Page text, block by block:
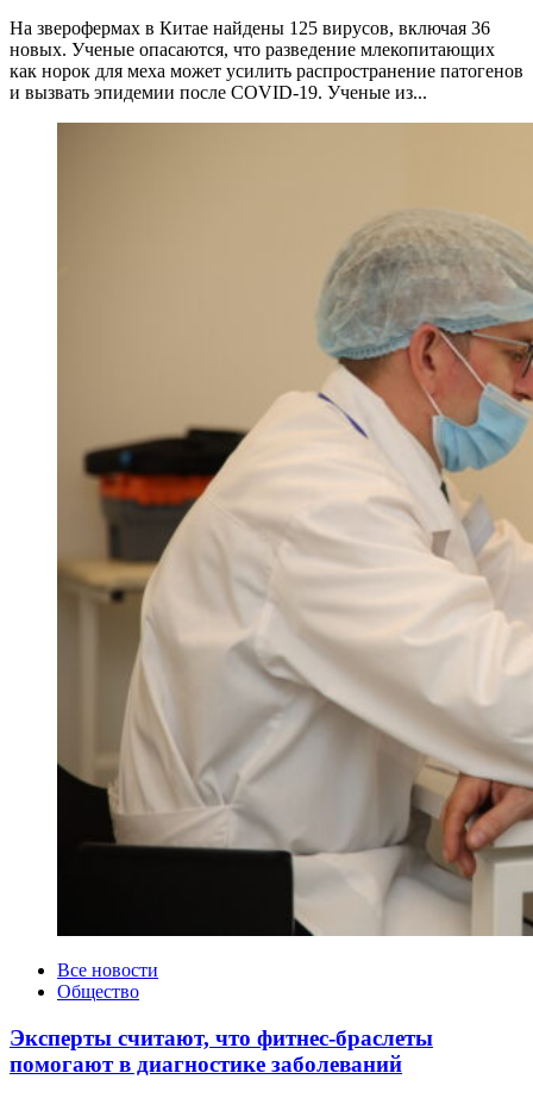
На зверофермах в Китае найдены 125 вирусов, включая 36
новых. Ученые опасаются, что разведение млекопитающих
как норок для меха может усилить распространение патогенов
и вызвать эпидемии после COVID-19. Ученые из...
КатегорииВсе новости
Общество
Эксперты считают, что фитнес-браслеты
помогают в диагностике заболеваний